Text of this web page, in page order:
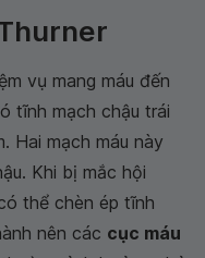
vụ mang máu đến
tĩnh mạch chậu trái
Hai mạch máu này
Khi bị mắc hội
thể chèn ép tĩnh
nên các cục máu